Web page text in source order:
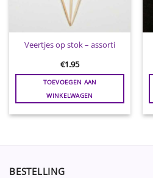
Veertjes op stok – assorti
€1.95
TOEVOEGEN AAN
WINKELWAGEN
BESTELLING